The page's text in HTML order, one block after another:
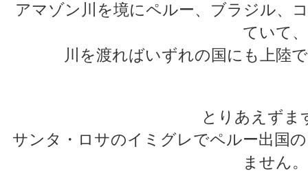
アマゾン川を境にペルー、ブラジル、
ていて、
川を渡ればいずれの国にも上陸
とりあえずま
サンタ・ロサのイミグレでペルー出国
ません。